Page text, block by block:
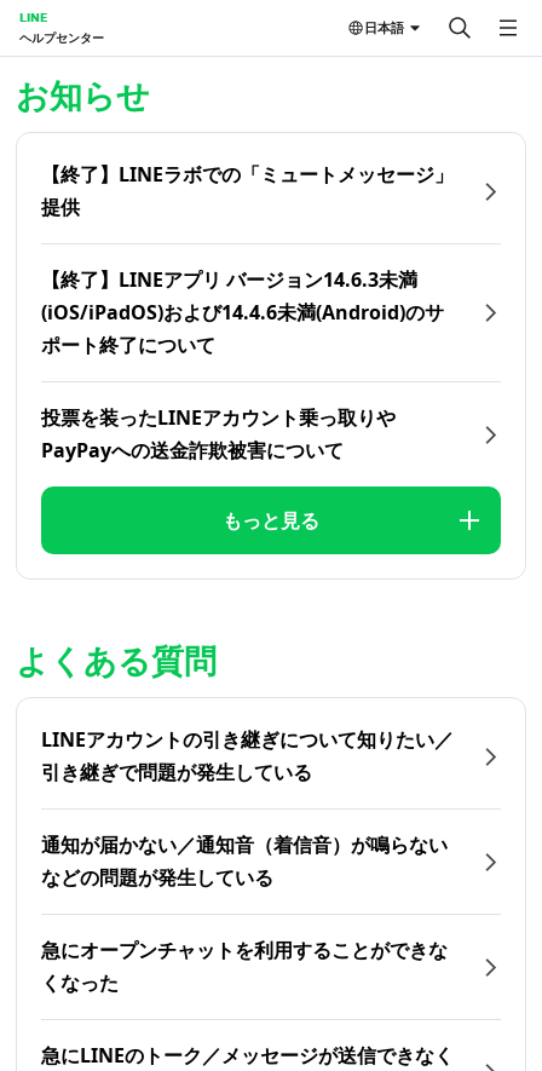
LINE
ヘルプセンター
日本語
お知らせ
【終了】LINEラボでの「ミュートメッセージ」
提供
【終了】LINEアプリ バージョン14.6.3未満
(iOS/iPadOS)および14.4.6未満(Android)のサ
ポート終了について
投票を装ったLINEアカウント乗っ取りや
PayPayへの送金詐欺被害について
もっと見る
よくある質問
LINEアカウントの引き継ぎについて知りたい／
引き継ぎで問題が発生している
通知が届かない／通知音（着信音）が鳴らない
などの問題が発生している
急にオープンチャットを利用することができな
くなった
急にLINEのトーク／メッセージが送信できなく